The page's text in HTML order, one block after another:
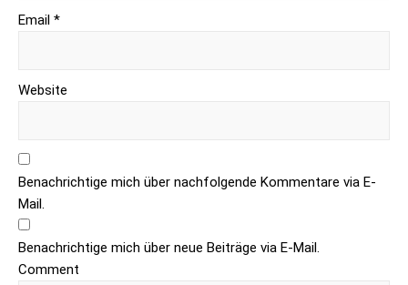
Email *
Website
Benachrichtige mich über nachfolgende Kommentare via E-
Mail.
Benachrichtige mich über neue Beiträge via E-Mail.
Comment